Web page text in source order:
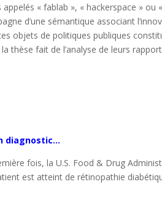
« fablab », « hackerspace »
d’une sémantique associant
objets de politiques publiques
thèse fait de l’analyse de leurs
diagnostic…
fois, la U.S. Food & Drug
est atteint de rétinopathie